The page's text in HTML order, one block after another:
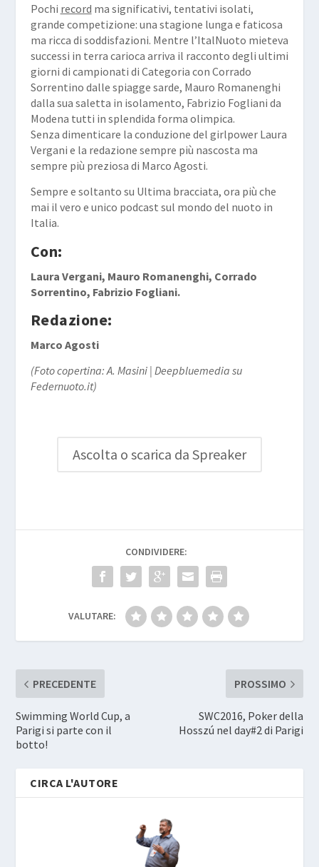
Pochi record ma significativi, tentativi isolati,
grande competizione: una stagione lunga e faticosa
ma ricca di soddisfazioni. Mentre l’ItalNuoto mieteva
successi in terra carioca arriva il racconto degli ultimi
giorni di campionati di Categoria con Corrado
Sorrentino dalle spiagge sarde, Mauro Romanenghi
dalla sua saletta in isolamento, Fabrizio Fogliani da
Modena tutti in splendida forma olimpica.
Senza dimenticare la conduzione del girlpower Laura
Vergani e la redazione sempre più nascosta ma
sempre più preziosa di Marco Agosti.
Sempre e soltanto su Ultima bracciata, ora più che
mai il vero e unico podcast sul mondo del nuoto in
Italia.
Con:
Laura Vergani, Mauro Romanenghi, Corrado
Sorrentino, Fabrizio Fogliani.
Redazione:
Marco Agosti
(Foto copertina: A. Masini | Deepbluemedia su
Federnuoto.it)
Ascolta o scarica da Spreaker
CONDIVIDERE:
VALUTARE:
PRECEDENTE
Swimming World Cup, a
Parigi si parte con il
botto!
PROSSIMO
SWC2016, Poker della
Hosszú nel day#2 di Parigi
CIRCA L'AUTORE